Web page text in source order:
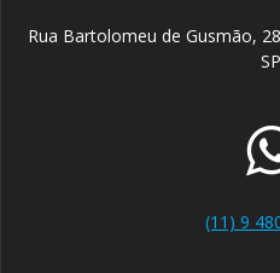
Rua Bartolomeu de Gusmão,
SP
(11) 9